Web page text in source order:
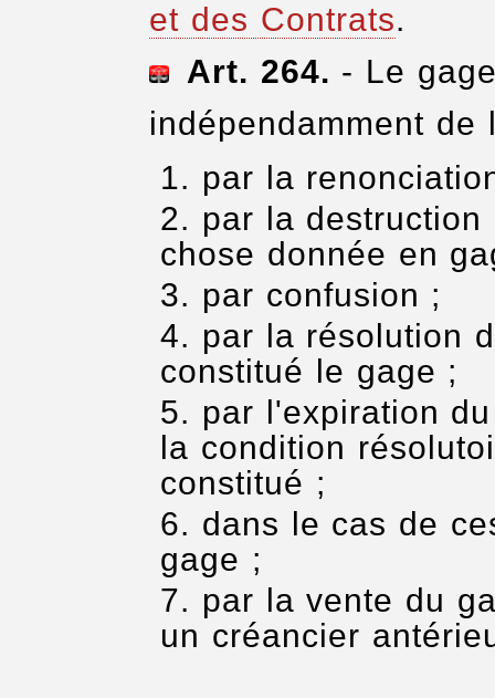
et des Contrats.
Art. 264. - Le
indépendamment
par la
par la
chose donnée en
par confusion ;
par la résolution
constitué le gage ;
par l'expiration
la condition
constitué ;
dans le cas de
gage ;
par la vente du
un créancier